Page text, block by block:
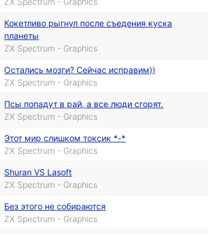
Кокетливо рыгнул после съедения куска
планеты
ZX Spectrum - Graphics
Остались мозги? Сейчас исправим))
ZX Spectrum - Graphics
Псы попадут в рай, а все люди сгорят.
ZX Spectrum - Graphics
Этот мир слишком токсик *-*
ZX Spectrum - Graphics
Shuran VS Lasoft
ZX Spectrum - Graphics
Без этого не собираются
ZX Spectrum - Graphics